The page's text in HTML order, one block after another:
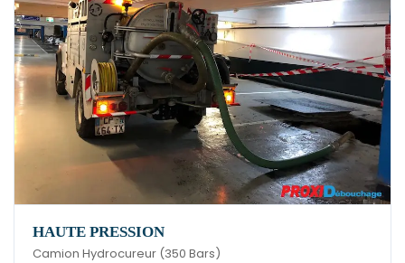
HAUTE PRESSION
Camion Hydrocureur (350 Bars)